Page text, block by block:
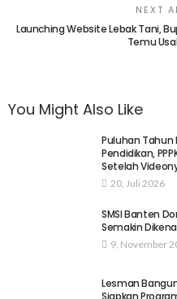
NEXT
Launching Website Lebak Tani,
Temu
You Might Also Like
Puluhan Tahun
Pendidikan,
Setelah
20, Juli 2026
SMSI Banten
Semakin
9, November
Lesman
Siapkan